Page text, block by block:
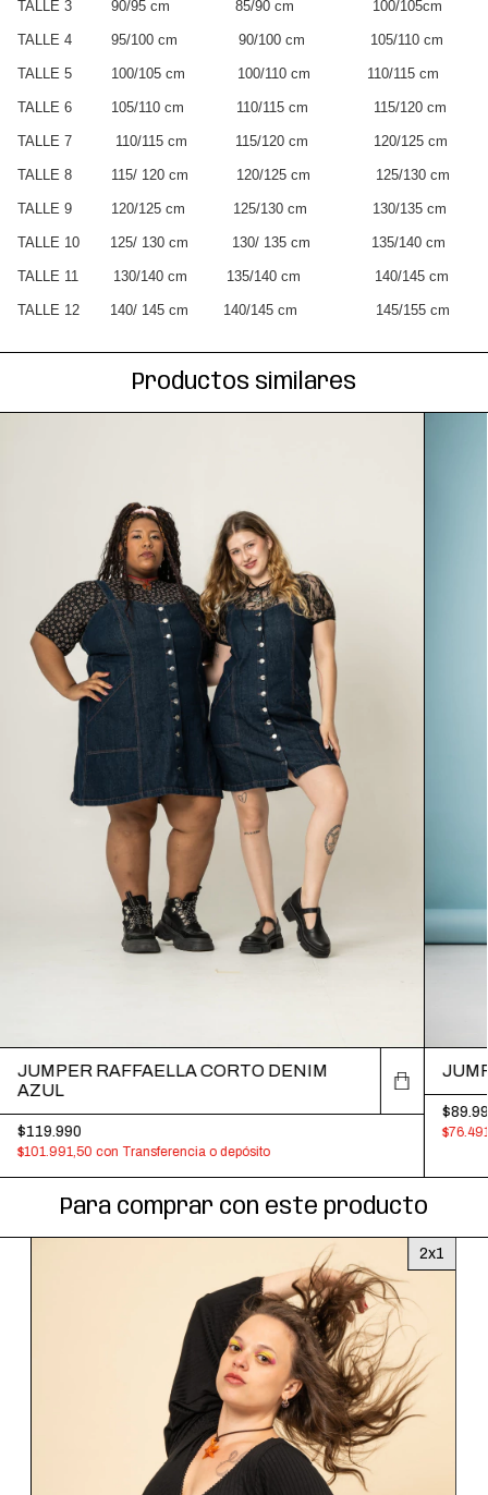
TALLE 3 90/95 cm 85/90 cm 100/105cm
TALLE 4 95/100 cm 90/100 cm 105/110 cm
TALLE 5 100/105 cm 100/110 cm 110/115 cm
TALLE 6 105/110 cm 110/115 cm 115/120 cm
TALLE 7 110/115 cm 115/120 cm 120/125 cm
TALLE 8 115/ 120 cm 120/125 cm 125/130 cm
TALLE 9 120/125 cm 125/130 cm 130/135 cm
TALLE 10 125/ 130 cm 130/ 135 cm 135/140 cm
TALLE 11 130/140 cm 135/140 cm 140/145 cm
TALLE 12 140/ 145 cm 140/145 cm 145/155 cm
Productos similares
JUMPER RAFFAELLA CORTO DENIM
AZUL
$119.990
$101.991,50 con Transferencia o depósito
Para comprar con este producto
2x1